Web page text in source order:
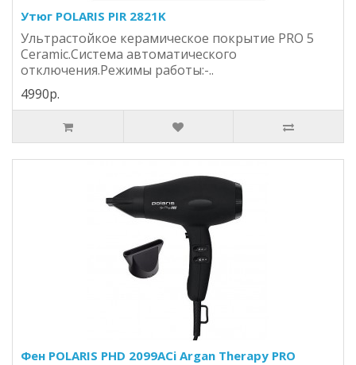
Утюг POLARIS PIR 2821K
Ультрастойкое керамическое покрытие PRO 5
Ceramic.Система автоматического
отключения.Режимы работы:-..
4990р.
Фен POLARIS PHD 2099ACi Argan Therapy PRO